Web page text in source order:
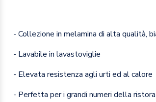
- Collezione in melamina di alta qualità,
- Lavabile in lavastoviglie
- Elevata resistenza agli urti ed al calore
- Perfetta per i grandi numeri della